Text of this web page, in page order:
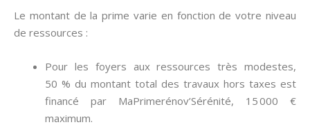
Le montant de la prime varie en fonction de votre niveau
de ressources :
Pour les foyers aux ressources très modestes,
50 % du montant total des travaux hors taxes est
financé par MaPrimerénov’Sérénité, 15 000 €
maximum.